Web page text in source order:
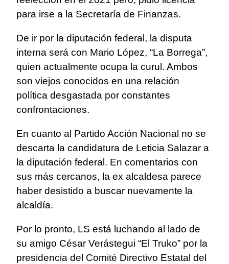
para irse a la Secretaría de Finanzas.
De ir por la diputación federal, la disputa
interna será con Mario López, “La Borrega”,
quien actualmente ocupa la curul. Ambos
son viejos conocidos en una relación
política desgastada por constantes
confrontaciones.
En cuanto al Partido Acción Nacional no se
descarta la candidatura de Leticia Salazar a
la diputación federal. En comentarios con
sus más cercanos, la ex alcaldesa parece
haber desistido a buscar nuevamente la
alcaldía.
Por lo pronto, LS está luchando al lado de
su amigo César Verástegui “El Truko” por la
presidencia del Comité Directivo Estatal del